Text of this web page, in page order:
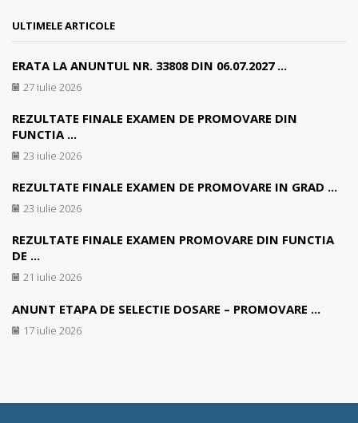
ULTIMELE ARTICOLE
ERATA LA ANUNTUL NR. 33808 DIN 06.07.2027 ...
27 iulie 2026
REZULTATE FINALE EXAMEN DE PROMOVARE DIN
FUNCTIA ...
23 iulie 2026
REZULTATE FINALE EXAMEN DE PROMOVARE IN GRAD ...
23 iulie 2026
REZULTATE FINALE EXAMEN PROMOVARE DIN FUNCTIA
DE ...
21 iulie 2026
ANUNT ETAPA DE SELECTIE DOSARE – PROMOVARE ...
17 iulie 2026